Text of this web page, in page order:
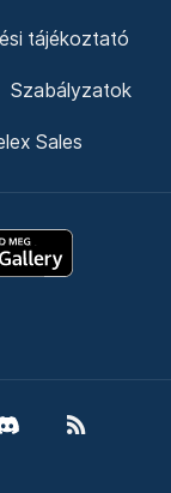
tájékoztató
Szabályzatok
Sales